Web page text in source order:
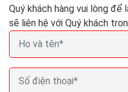
Quý khách hàng vui lòng
sẽ liên hệ với Quý khách